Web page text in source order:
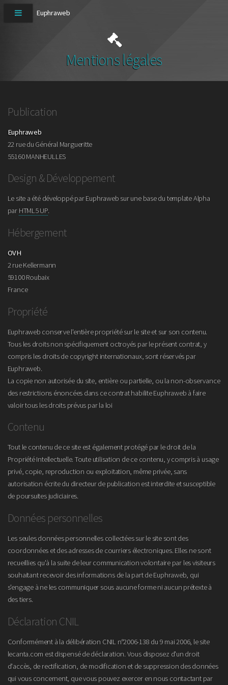
Mentions légales
Publication
Euphraweb
22 rue du Général Margueritte
55160 MANHEULLES
Design & Développement
Le site a été développé par Euphraweb sur une base du template Alpha
par HTML5 UP.
Hébergement
OVH
2 rue Kellermann
59100 Roubaix
France
Propriété
Euphraweb conserve l'entière propriété sur le site et sur son contenu.
Tous les droits non spécifiquement octroyés par le présent contrat, y
compris les droits de copyright internationaux, sont réservés par
Euphraweb.
La copie non autorisée du site, entière ou partielle, ou la non-observance
des restrictions énoncées dans ce contrat habilite Euphraweb à faire
valoir tous les droits prévus par la loi
Contenu
Tout le contenu de ce site est également protégé par le droit de la
Propriété Intellectuelle. Toute utilisation de ce contenu, y compris à usage
privé, copie, reproduction ou exploitation, même privée, sans
autorisation écrite du directeur de publication est interdite et susceptible
de poursuites judiciaires.
Données personnelles
Les seules données personnelles collectées sur le site sont des
coordonnées et des adresses de courriers électroniques. Elles ne sont
recueillies qu'à la suite de leur communication volontaire par les visiteurs
souhaitant recevoir des informations de la part de Euphraweb, qui
s'engage à ne les communiquer sous aucune forme ni aucun prétexte à
des tiers.
Déclaration CNIL
Conformément à la délibération CNIL n°2006-138 du 9 mai 2006, le site
lecanta.com est dispensé de déclaration. Vous disposez d'un droit
d'accès, de rectification, de modification et de suppression des données
qui vous concernent, que vous pouvez exercer en nous contactant par